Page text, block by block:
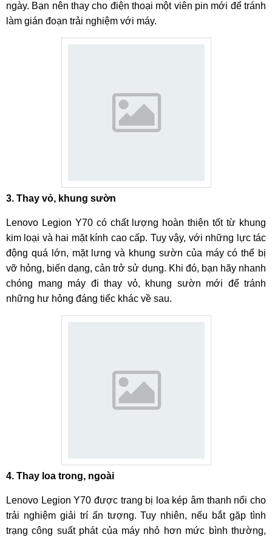
phụ kiện.
Quy trình thay mặt kính Lenovo Legion Y70
Quý khách cũng có thể tham khảo quy trình thay mặt
kính Lenovo Legion Y70 tại MobileCity dưới đây.
đó đưa ra phương án và dịch vụ sửa chữa phù hợp nhất.
rõ.
Bước 3: Sau khi nhận được sự đồng ý của khách hàng, kỹ
thuật viên sẽ bắt đầu tiến hành thay mặt kính cho Lenovo
Legion Y70.
Bước 4:Tắt nguồn điện thoại, tháo khay sim, sử dụng khò
nhiệt và dụng cụ hỗ trợ để tác mặt lưng ra khỏi thân máy.
Tiếp tục tháo các cáp, linh kiện liên quan để thực
hiện thay mặt kính cho điện thoại. Tách mặt kính cũ sau đó
vệ sinh sạch lớp keo thừa sau đó ép mặt kính mới vào màn
Bước 6:Khi đã hoàn tất quá trình thay mặt kính, kỹ thuật
viên tiến hành lắp lại hoàn chỉnh điện thoại sau đó test lại
toàn bộ các chức năng để đảm bảo máy hoạt động bình
thường.
ngày. Bạn nên thay cho điện thoại một viên pin mới để tránh
làm gián đoạn trải nghiệm với máy.
3. Thay vỏ, khung sườn
Lenovo Legion Y70 có chất lượng hoàn thiện tốt từ khung
kim loại và hai mặt kính cao cấp. Tuy vậy, với những lực tác
động quá lớn, mặt lưng và khung sườn của máy có thể bị
vỡ hỏng, biến dạng, cản trở sử dụng. Khi đó, bạn hãy nhanh
chóng mang máy đi thay vỏ, khung sườn mới để tránh
những hư hỏng đáng tiếc khác về sau.
4. Thay loa trong, ngoài
Lenovo Legion Y70 được trang bị loa kép âm thanh nổi cho
trải nghiệm giải trí ấn tượng. Tuy nhiên, nếu bắt gặp tình
trạng công suất phát của máy nhỏ hơn mức bình thường,